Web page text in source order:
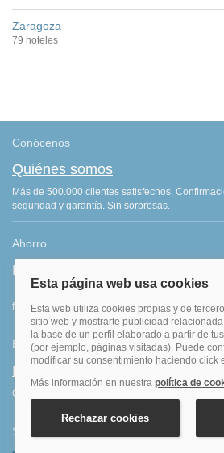
Zaragoza
79 hoteles
Conócenos
Quiénes somos
Más de 500.000 clientes satisfechos.
seguridad y garantía. Sin sorpresas.
Ahorro
Fidelización
Tenemos el programa que te da más saldo por
finalizadas. Consigue más por lo que ya haces:
Blog de viajes
Blog hoteles y viajes
Consejos de viajes, ofertas de hoteles y últimas
Síguenos